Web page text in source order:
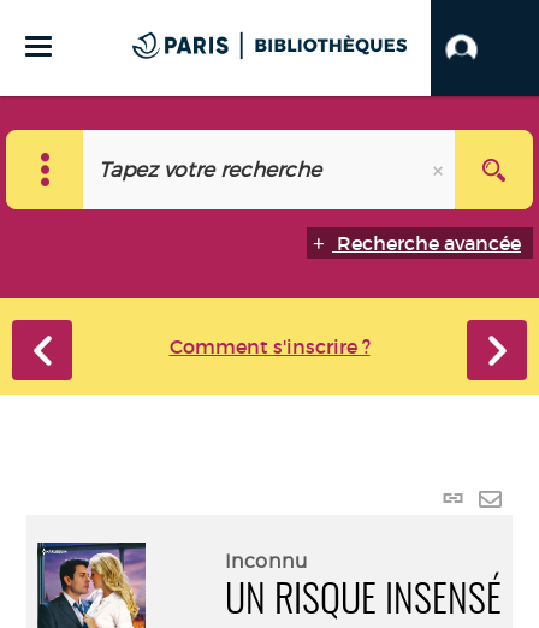
Recherche avancée
Comment s'inscrire ?
Lien
mail
Inconnu
UN RISQUE INSENSÉ